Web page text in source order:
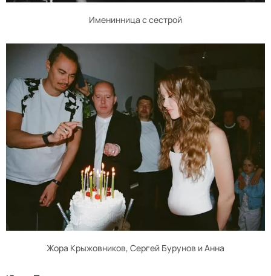
Именинница с сестрой
Жора Крыжовников, Сергей Бурунов и Анна